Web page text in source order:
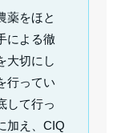
薬をほと
による徹
大切にし
行ってい
して行っ
加え、CIQ